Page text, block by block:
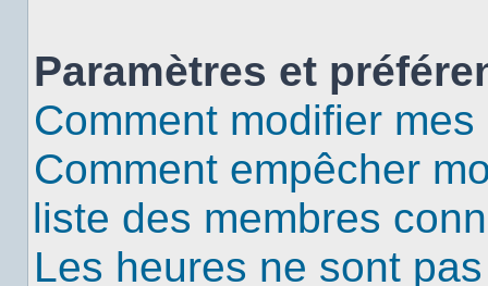
Paramètres et
Comment modifier
Comment empêcher
liste des membres
Les heures ne sont